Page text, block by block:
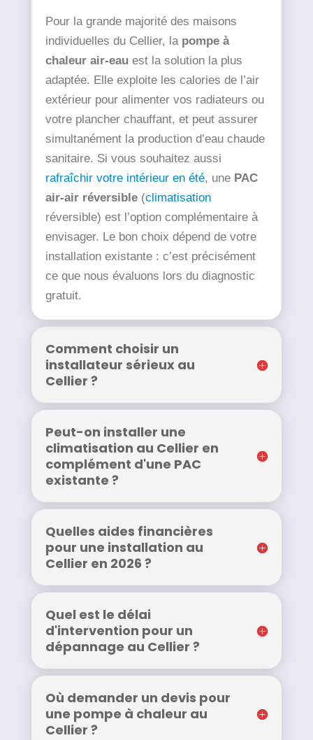
Pour la grande majorité des maisons
individuelles du Cellier, la pompe à
chaleur air-eauest la solution la plus
adaptée. Elle exploite les calories de l’air
extérieur pour alimenter vos radiateurs ou
votre plancher chauffant, et peut assurer
simultanément la production d’eau chaude
sanitaire. Si vous souhaitez aussi
rafraîchir votre intérieur en été, une PAC
air-air réversible(climatisation
réversible) est l’option complémentaire à
envisager. Le bon choix dépend de votre
installation existante : c’est précisément
ce que nous évaluons lors du diagnostic
gratuit.
Comment choisir un
installateur sérieux au
Cellier ?
Peut-on installer une
climatisation au Cellier en
complément d'une PAC
existante ?
Quelles aides financières
pour une installation au
Cellier en 2026 ?
Quel est le délai
d'intervention pour un
dépannage au Cellier ?
Où demander un devis pour
une pompe à chaleur au
Cellier ?